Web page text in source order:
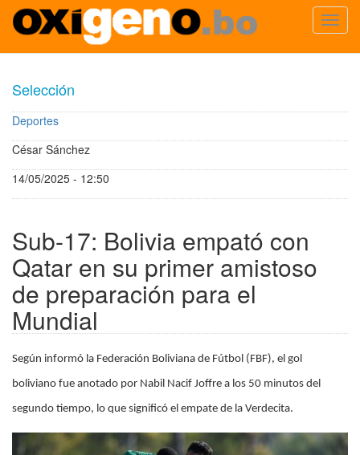
contenido
principal
Selección
Deportes
César Sánchez
14/05/2025 - 12:50
Sub-17: Bolivia empató con
Qatar en su primer amistoso
de preparación para el
Mundial
Según informó la Federación Boliviana de Fútbol (FBF), el gol
boliviano fue anotado por Nabil Nacif Joffre a los 50 minutos del
segundo tiempo, lo que significó el empate de la Verdecita.